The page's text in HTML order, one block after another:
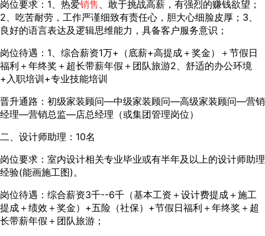
岗位要求：1、热爱销售 、敢于挑战高薪，有强烈的赚钱欲望；
2、吃苦耐劳，工作严谨细致有责任心，胆大心细脸皮厚；3、
良好的语言表达及逻辑思维能力，具备客户服务意识；
岗位待遇：1、综合薪资1万+（底薪+高提成＋奖金）＋节假日
福利＋年终奖＋超长带薪年假＋团队旅游2、舒适的办公环境
+入职培训+专业技能培训
晋升通路：初级家装顾问—中级家装顾问—高级家装顾问—营销
经理—营销总监—店总经理（或集团管理岗位）
二、设计师助理：10名
岗位要求：室内设计相关专业毕业或有半年及以上的设计师助理
经验(能画施工图)。
岗位待遇：综合薪资3千--6千（基本工资＋设计费提成＋施工
提成＋绩效＋奖金）+五险（社保）+节假日福利＋年终奖＋超
长带薪年假＋团队旅游；